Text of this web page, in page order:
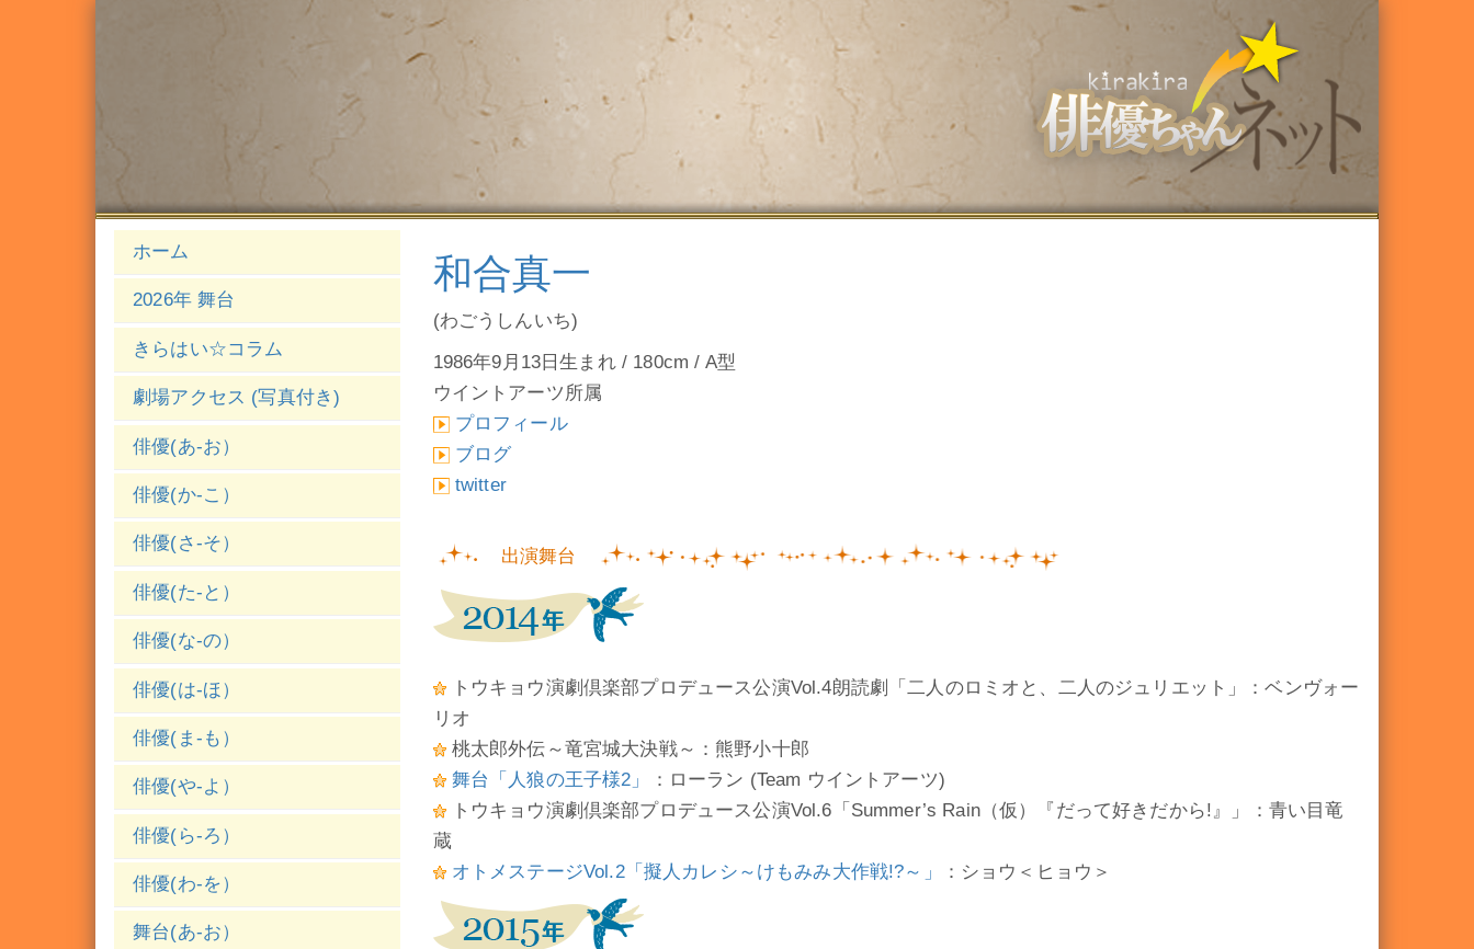
和合真一
(わごうしんいち)
1986年9月13日生まれ / 180cm / A型
ウイントアーツ所属
プロフィール
ブログ
twitter
出演舞台
トウキョウ演劇倶楽部プロデュース公演Vol.4朗読劇「二人のロミオと、二人のジュリエット」：ベンヴォー
リオ
桃太郎外伝～竜宮城大決戦～：熊野小十郎
舞台「人狼の王子様2」
：ローラン (Team ウイントアーツ)
トウキョウ演劇倶楽部プロデュース公演Vol.6「Summer’s Rain（仮）『だって好きだから!』」：青い目竜
蔵
オトメステージVol.2「擬人カレシ～けもみみ大作戦!?～」
：ショウ＜ヒョウ＞
ホーム
2026年 舞台
きらはい☆コラム
劇場アクセス (写真付き)
俳優(あ-お）
俳優(か-こ）
俳優(さ-そ）
俳優(た-と）
俳優(な-の）
俳優(は-ほ）
俳優(ま-も）
俳優(や-よ）
俳優(ら-ろ）
俳優(わ-を）
舞台(あ-お）